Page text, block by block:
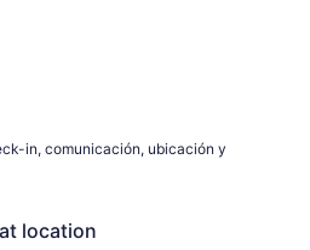
in, comunicación, ubicación y
location